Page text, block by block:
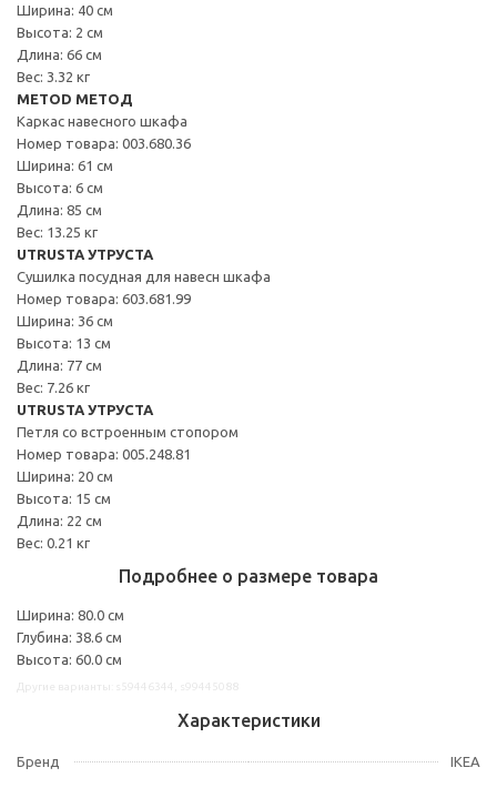
Ширина: 40 см
Высота: 2 см
Длина: 66 см
Вес: 3.32 кг
METOD МЕТОД
Каркас навесного шкафа
Номер товара: 003.680.36
Ширина: 61 см
Высота: 6 см
Длина: 85 см
Вес: 13.25 кг
UTRUSTA УТРУСТА
Сушилка посудная для навесн шкафа
Номер товара: 603.681.99
Ширина: 36 см
Высота: 13 см
Длина: 77 см
Вес: 7.26 кг
UTRUSTA УТРУСТА
Петля со встроенным стопором
Номер товара: 005.248.81
Ширина: 20 см
Высота: 15 см
Длина: 22 см
Вес: 0.21 кг
Подробнее о размере товара
Ширина: 80.0 см
Глубина: 38.6 см
Высота: 60.0 см
Характеристики
Бренд IKEA